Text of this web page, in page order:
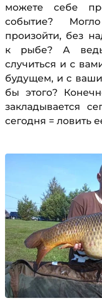
можете себе
событие?
произойти, без
к рыбе? А
случиться и с
будущем, и с
бы этого?
закладывается
сегодня = ловить